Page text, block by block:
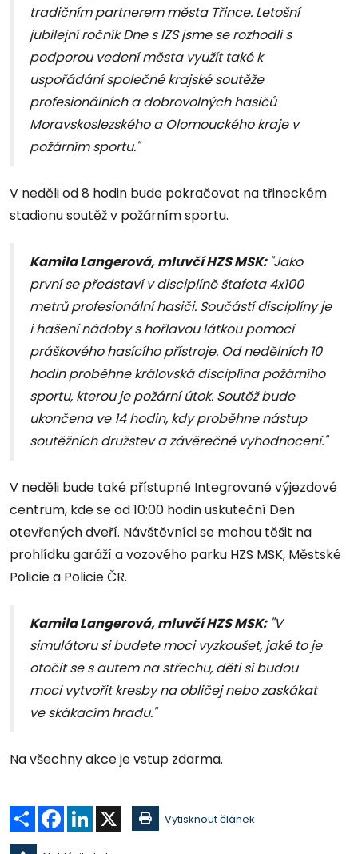
tradičním partnerem města Třince. Letošní
jubilejní ročník Dne s IZS jsme se rozhodli s
podporou vedení města využít také k
uspořádání společné krajské soutěže
profesionálních a dobrovolných hasičů
Moravskoslezského a Olomouckého kraje v
požárním sportu."
V neděli od 8 hodin bude pokračovat na třineckém
stadionu soutěž v požárním sportu.
Kamila Langerová, mluvčí HZS MSK: "Jako
první se představí v disciplíně štafeta 4x100
metrů profesionální hasiči. Součástí disciplíny je
i hašení nádoby s hořlavou látkou pomocí
práškového hasícího přístroje. Od nedělních 10
hodin proběhne královská disciplína požárního
sportu, kterou je požární útok. Soutěž bude
ukončena ve 14 hodin, kdy proběhne nástup
soutěžních družstev a závěrečné vyhodnocení."
V neděli bude také přístupné Integrované výjezdové
centrum, kde se od 10:00 hodin uskuteční Den
otevřených dveří. Návštěvníci se mohou těšit na
prohlídku garáží a vozového parku HZS MSK, Městské
Policie a Policie ČR.
Kamila Langerová, mluvčí HZS MSK:"V
simulátoru si budete moci vyzkoušet, jaké to je
otočit se s autem na střechu, děti si budou
moci vytvořit kresby na obličej nebo zaskákat
ve skákacím hradu."
Na všechny akce je vstup zdarma.
Sdílet Facebook
LinkedIn Vytisknout článek